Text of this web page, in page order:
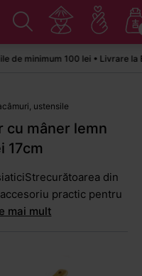
minimum 100 lei • Livrare la
ustensile
cu mâner lemn
17cm
din
practic pentru
mai mult